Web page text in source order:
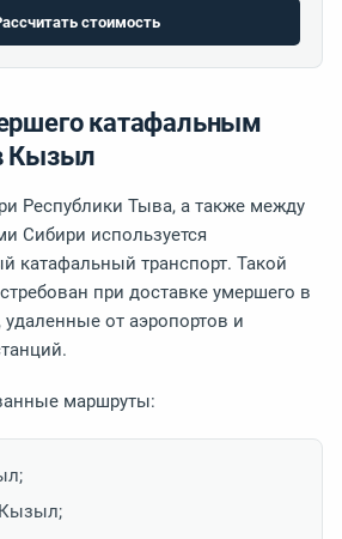
стоимость
катафальным
Кызыл
Республики Тыва, а также между
Сибири используется
катафальный транспорт. Такой
при доставке умершего в
от аэропортов и
маршруты: